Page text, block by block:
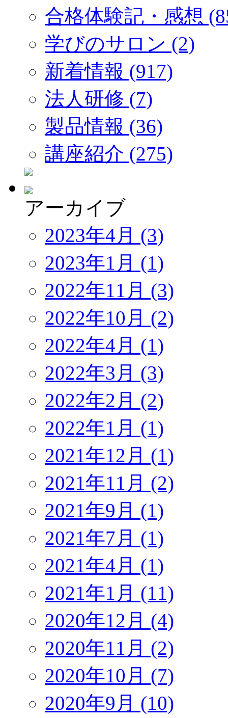
合格体験記・感想
学びのサロン (2)
新着情報 (917)
法人研修 (7)
製品情報 (36)
講座紹介 (275)
アーカイブ
2023年4月 (3)
2023年1月 (1)
2022年11月 (3)
2022年10月 (2)
2022年4月 (1)
2022年3月 (3)
2022年2月 (2)
2022年1月 (1)
2021年12月 (1)
2021年11月 (2)
2021年9月 (1)
2021年7月 (1)
2021年4月 (1)
2021年1月 (11)
2020年12月 (4)
2020年11月 (2)
2020年10月 (7)
2020年9月 (10)